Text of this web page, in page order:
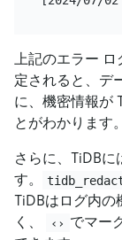
上記のエラー ロ
定されると、デ
に、機密情報が
とがわかります。
さらに、TiDBに
す。
TiDBはログ内の
く、
‹› でマー